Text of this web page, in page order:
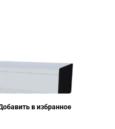
в избранное